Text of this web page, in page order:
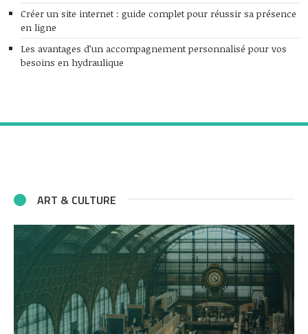
Créer un site internet : guide complet pour réussir sa présence
en ligne
Les avantages d’un accompagnement personnalisé pour vos
besoins en hydraulique
ART & CULTURE